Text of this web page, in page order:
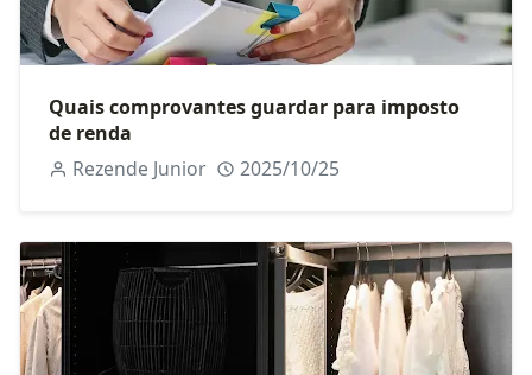
Quais comprovantes guardar para imposto
de renda
Rezende Junior
2025/10/25